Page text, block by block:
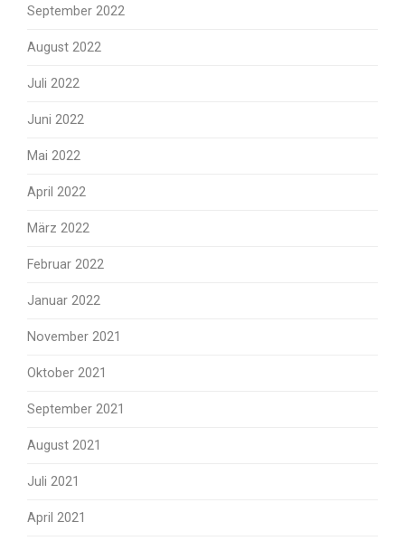
September 2022
August 2022
Juli 2022
Juni 2022
Mai 2022
April 2022
März 2022
Februar 2022
Januar 2022
November 2021
Oktober 2021
September 2021
August 2021
Juli 2021
April 2021